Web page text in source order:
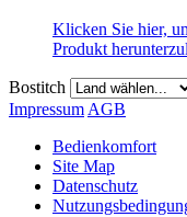
Klicken Sie hier,
Produkt
Bostitch
Impressum AGB
Bedienkomfort
Site Map
Datenschutz